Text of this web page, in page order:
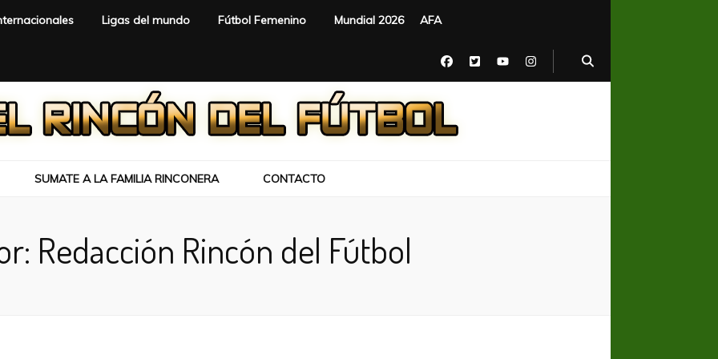
Ligas del mundo Fútbol Femenino Mundial 2026 AFA
SUMATE A LA FAMILIA RINCONERA CONTACTO
Redacción Rincón del Fútbol